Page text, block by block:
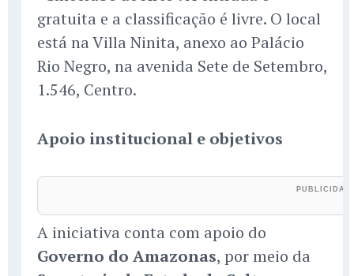
gratuita e a classificação é livre. O local
está na Villa Ninita, anexo ao Palácio
Rio Negro, na avenida Sete de Setembro,
1.546, Centro.
Apoio institucional e objetivos
A iniciativa conta com apoio do
Governo do Amazonas, por meio da